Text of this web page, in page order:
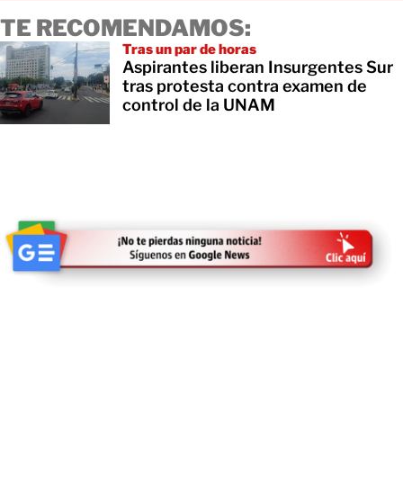
TE RECOMENDAMOS:
Tras un par de horas
Aspirantes liberan Insurgentes Sur
tras protesta contra examen de
control de la UNAM